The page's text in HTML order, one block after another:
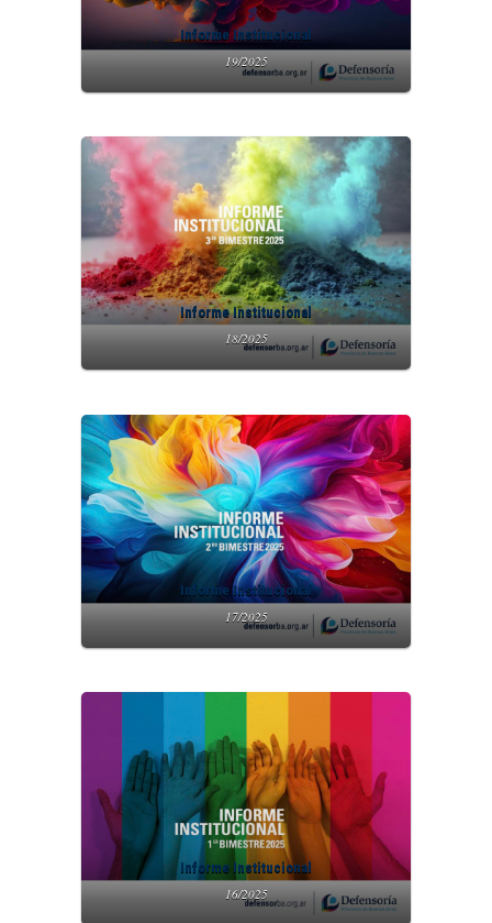
Informe Institucional
19/2025
Informe Institucional
18/2025
Informe Institucional
17/2025
Informe Institucional
16/2025